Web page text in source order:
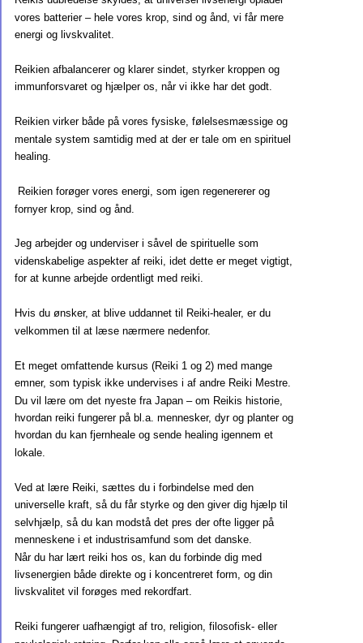
vores batterier – hele vores krop, sind og ånd, vi får mere
energi og livskvalitet.
Reikien afbalancerer og klarer sindet, styrker kroppen og
immunforsvaret og hjælper os, når vi ikke har det godt.
Reikien virker både på vores fysiske, følelsesmæssige og
mentale system samtidig med at der er tale om en spirituel
healing.
Reikien forøger vores energi, som igen regenererer og
fornyer krop, sind og ånd.
Jeg arbejder og underviser i såvel de spirituelle som
videnskabelige aspekter af reiki, idet dette er meget vigtigt,
for at kunne arbejde ordentligt med reiki.
Hvis du ønsker, at blive uddannet til Reiki-healer, er du
velkommen til at læse nærmere nedenfor.
Et meget omfattende kursus (Reiki 1 og 2) med mange
emner, som typisk ikke undervises i af andre Reiki Mestre.
Du vil lære om det nyeste fra Japan – om Reikis historie,
hvordan reiki fungerer på bl.a. mennesker, dyr og planter og
hvordan du kan fjernheale og sende healing igennem et
lokale.
Ved at lære Reiki, sættes du i forbindelse med den
universelle kraft, så du får styrke og den giver dig hjælp til
selvhjælp, så du kan modstå det pres der ofte ligger på
menneskene i et industrisamfund som det danske.
Når du har lært reiki hos os, kan du forbinde dig med
livsenergien både direkte og i koncentreret form, og din
livskvalitet vil forøges med rekordfart.
Reiki fungerer uafhængigt af tro, religion, filosofisk- eller